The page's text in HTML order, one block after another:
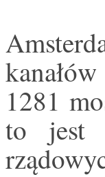
1281
to jest